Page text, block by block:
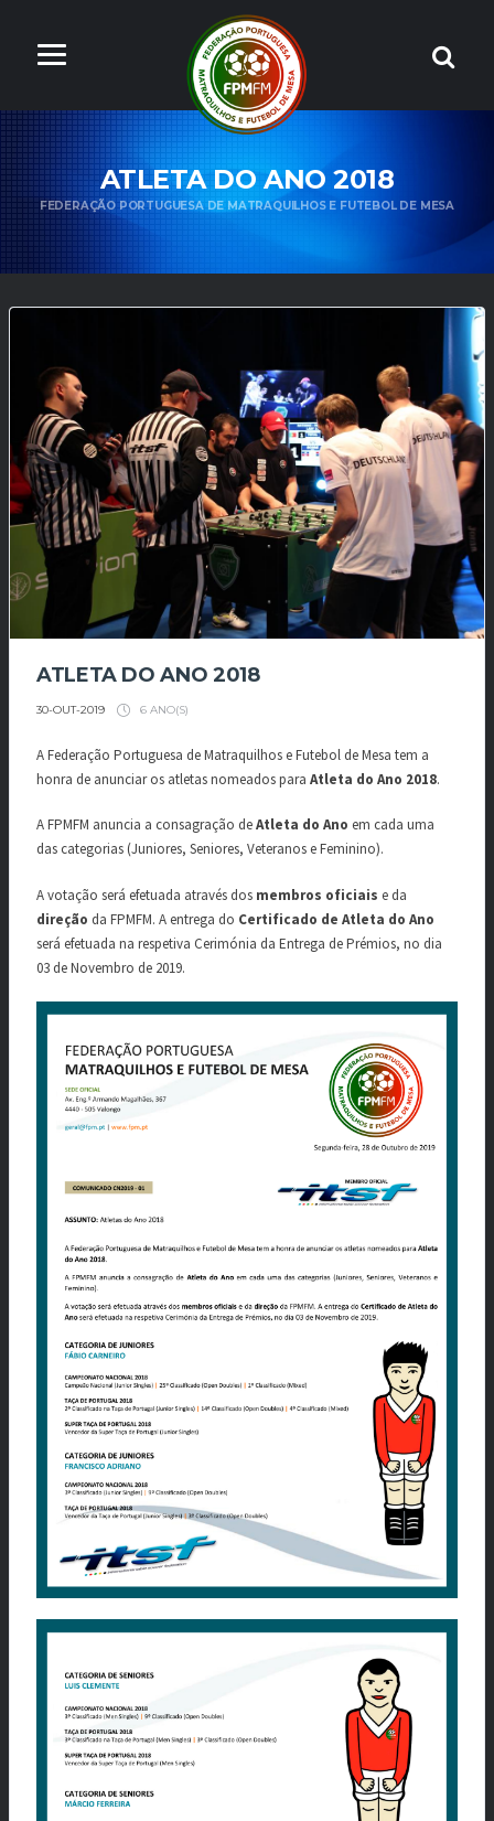
ATLETA DO ANO 2018
FEDERAÇÃO PORTUGUESA DE MATRAQUILHOS E FUTEBOL DE MESA
ATLETA DO ANO 2018
30-OUT-2019 6 ANO(S)
A Federação Portuguesa de Matraquilhos e Futebol de Mesa tem a
honra de anunciar os atletas nomeados para Atleta do Ano 2018.
A FPMFM anuncia a consagração deAtleta do Ano em cada uma
das categorias (Juniores, Seniores, Veteranos e Feminino).
A votação será efetuada através dos membros oficiais e da
direção da FPMFM. A entrega do Certificado de Atleta do Ano
será efetuada na respetiva Cerimónia da Entrega de Prémios, no dia
03 de Novembro de 2019.